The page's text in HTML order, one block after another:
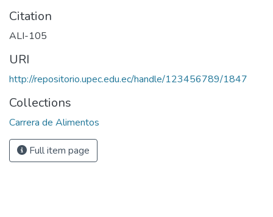
Citation
ALI-105
URI
http://repositorio.upec.edu.ec/handle/123456789/1847
Collections
Carrera de Alimentos
Full item page